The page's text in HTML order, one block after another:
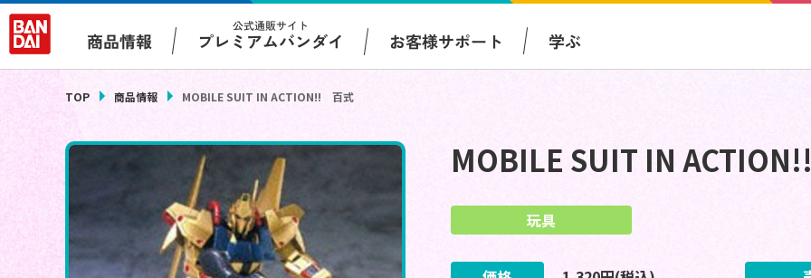
商品情報
公式通販サイト
プレミアムバンダイ お客様サポート 学ぶ
TOP 商品情報 MOBILE SUIT IN ACTION!! 百式
MOBILE SUIT IN
玩具